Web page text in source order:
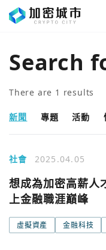
Search
There are 1 results
新聞 專題 活動
社會 2025.04.05
想成為加密高薪人
上金融職涯巔峰
虛擬資產 金融科技